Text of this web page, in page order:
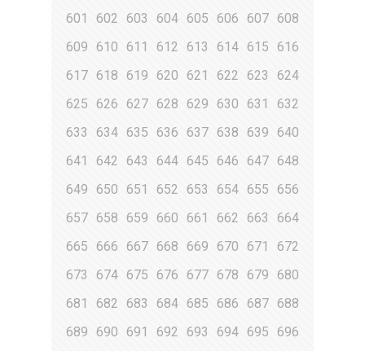
601
602 603 604 605 606 607 608
609
610 611 612 613 614 615
616
617 618 619 620 621 622 623
624
625
626 627 628 629 630 631
632
633
634 635 636 637 638 639 640
641
642 643 644 645 646 647 648
649
650 651 652 653 654 655 656
657 658 659 660 661 662 663
664
665
666 667 668 669 670 671
672
673
674 675 676 677 678 679
680
681
682 683 684 685 686 687 688
689
690 691 692 693 694 695
696